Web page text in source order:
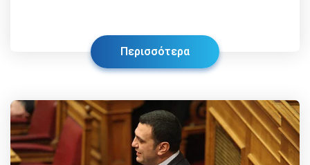
Περισσότερα